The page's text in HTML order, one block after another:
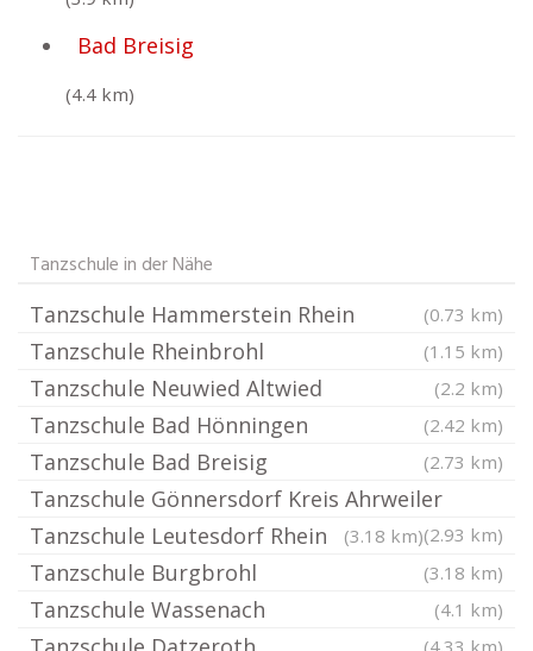
Bad Breisig
(4.4 km)
Tanzschule in der Nähe
Tanzschule Hammerstein Rhein (0.73 km)
Tanzschule Rheinbrohl (1.15 km)
Tanzschule Neuwied Altwied (2.2 km)
Tanzschule Bad Hönningen (2.42 km)
Tanzschule Bad Breisig (2.73 km)
Tanzschule Gönnersdorf Kreis Ahrweiler
(2.93 km)
Tanzschule Leutesdorf Rhein (3.18 km)
Tanzschule Burgbrohl (3.18 km)
Tanzschule Wassenach (4.1 km)